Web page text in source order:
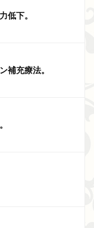
低下。
補充療法。